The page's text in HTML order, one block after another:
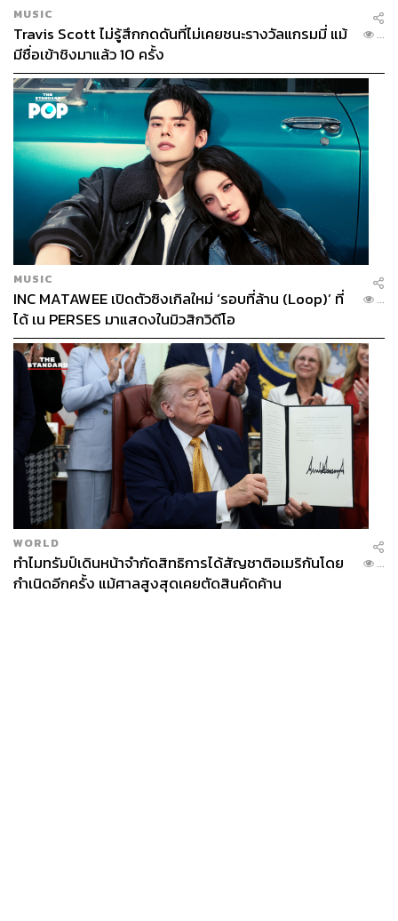
MUSIC
Travis Scott ไม่รู้สึกกดดันที่ไม่เคยชนะรางวัลแกรมมี่ แม้
มีชื่อเข้าชิงมาแล้ว 10 ครั้ง
...
MUSIC
INC MATAWEE เปิดตัวซิงเกิลใหม่ ‘รอบที่ล้าน (Loop)’ ที่
ได้ เน PERSES มาแสดงในมิวสิกวิดีโอ
...
WORLD
ทำไมทรัมป์เดินหน้าจำกัดสิทธิการได้สัญชาติอเมริกันโดย
กำเนิดอีกครั้ง แม้ศาลสูงสุดเคยตัดสินคัดค้าน
...